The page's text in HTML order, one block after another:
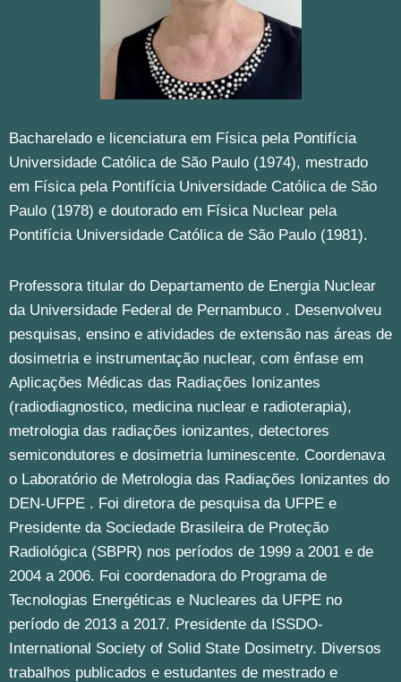
Bacharelado e licenciatura em Física pela Pontifícia
Universidade Católica de São Paulo (1974), mestrado
em Física pela Pontifícia Universidade Católica de São
Paulo (1978) e doutorado em Física Nuclear pela
Pontifícia Universidade Católica de São Paulo (1981).
Professora titular do Departamento de Energia Nuclear
da Universidade Federal de Pernambuco . Desenvolveu
pesquisas, ensino e atividades de extensão nas áreas de
dosimetria e instrumentação nuclear, com ênfase em
Aplicações Médicas das Radiações Ionizantes
(radiodiagnostico, medicina nuclear e radioterapia),
metrologia das radiações ionizantes, detectores
semicondutores e dosimetria luminescente. Coordenava
o Laboratório de Metrologia das Radiações Ionizantes do
DEN-UFPE . Foi diretora de pesquisa da UFPE e
Presidente da Sociedade Brasileira de Proteção
Radiológica (SBPR) nos períodos de 1999 a 2001 e de
2004 a 2006. Foi coordenadora do Programa de
Tecnologias Energéticas e Nucleares da UFPE no
período de 2013 a 2017. Presidente da ISSDO-
International Society of Solid State Dosimetry. Diversos
trabalhos publicados e estudantes de mestrado e